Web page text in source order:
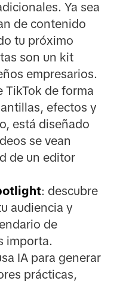
Ya sea
de contenido
tu próximo
son un kit
empresarios.
TikTok de forma
efectos y
está diseñado
se vean
de un editor
: descubre
audiencia y
de
importa.
IA para generar
prácticas,